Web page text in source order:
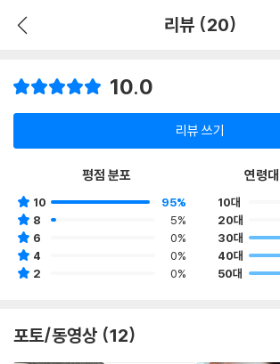
리뷰 (20)
10.0
리뷰 쓰기
평점 분포
10
95%
8
5%
6
0%
4
0%
2
0%
연령
10대
20대
30대
40대
50대
포토/동영상 (12)